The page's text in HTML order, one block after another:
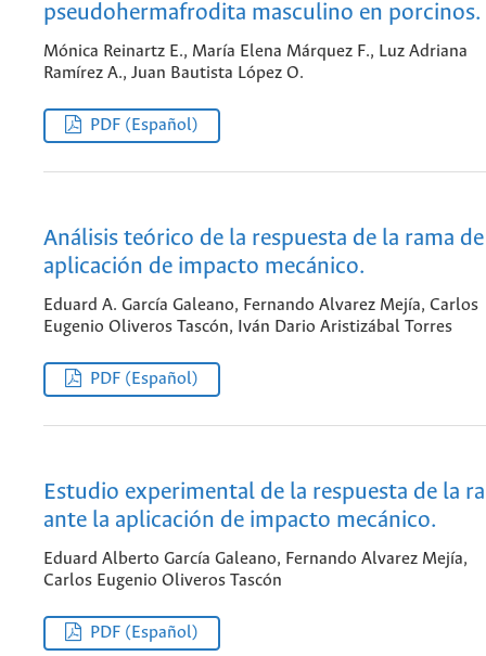
pseudohermafrodita masculino en porcinos.
Mónica Reinartz E., María Elena Márquez F., Luz Adriana
Ramírez A., Juan Bautista López O.
PDF (Español)
Análisis teórico de la respuesta de la rama
aplicación de impacto mecánico.
Eduard A. García Galeano, Fernando Alvarez Mejía, Carlos
Eugenio Oliveros Tascón, Iván Dario Aristizábal Torres
PDF (Español)
Estudio experimental de la respuesta de la
ante la aplicación de impacto mecánico.
Eduard Alberto García Galeano, Fernando Alvarez Mejía,
Carlos Eugenio Oliveros Tascón
PDF (Español)